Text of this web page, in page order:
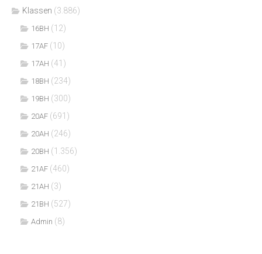
Klassen (3.886)
16BH (12)
17AF (10)
17AH (41)
18BH (234)
19BH (300)
20AF (691)
20AH (246)
20BH (1.356)
21AF (460)
21AH (3)
21BH (527)
Admin (8)